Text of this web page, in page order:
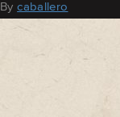
Bycaballero